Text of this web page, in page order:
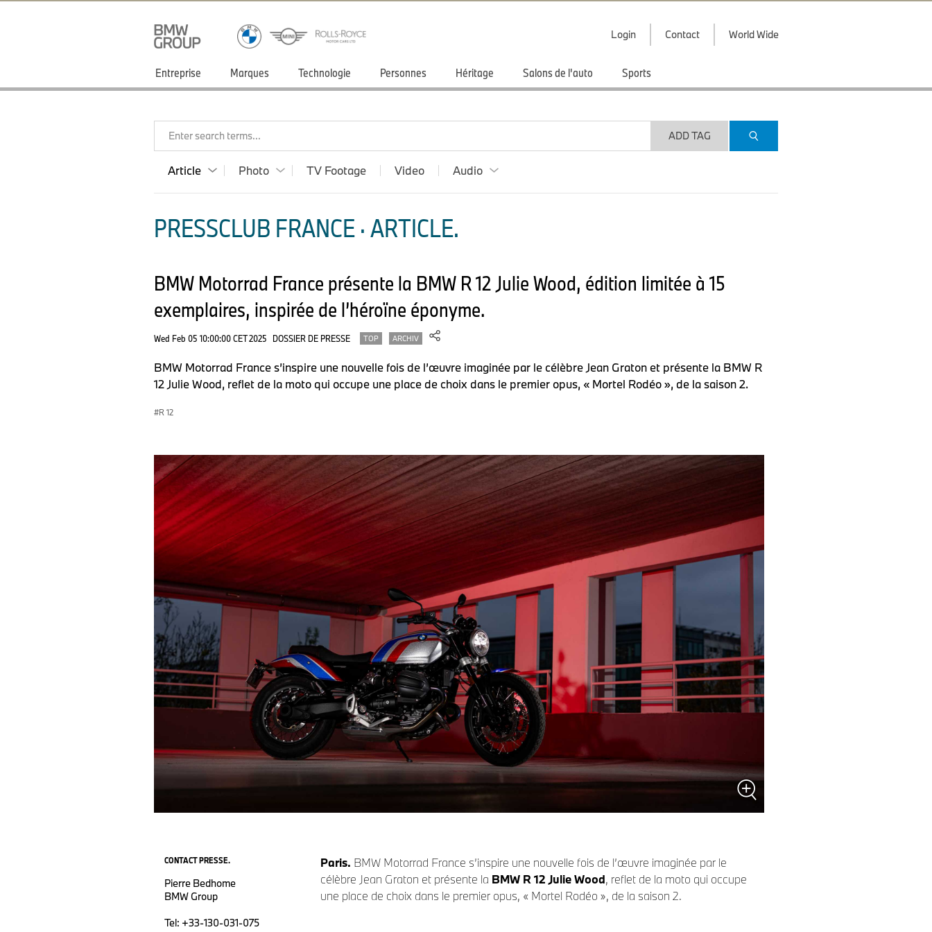
Login Contact World Wide
Entreprise Marques Technologie Personnes Héritage Salons de l'auto Sports
Enter search terms... ADD TAG
Article Photo TV Footage Video Audio
PRESSCLUB FRANCE · ARTICLE.
BMW Motorrad France présente la BMW R 12 Julie Wood, édition limitée à 15
exemplaires, inspirée de l’héroïne éponyme.
Wed Feb 05 10:00:00 CET 2025 DOSSIER DE PRESSE TOP ARCHIV
BMW Motorrad France s’inspire une nouvelle fois de l’œuvre imaginée par le célèbre Jean Graton et présente la BMW R
12 Julie Wood, reflet de la moto qui occupe une place de choix dans le premier opus, « Mortel Rodéo », de la saison 2.
R 12
CONTACT PRESSE.
Pierre Bedhome
BMW Group
Tel: +33-130-031-075
Paris. BMW Motorrad France s’inspire une nouvelle fois de l’œuvre imaginée par le
célèbre Jean Graton et présente la BMW R 12 Julie Wood, reflet de la moto qui occupe
une place de choix dans le premier opus, « Mortel Rodéo », de la saison 2.